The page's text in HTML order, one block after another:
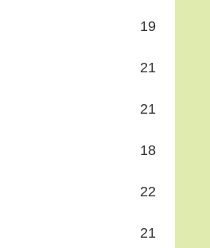
19
21
21
18
22
21